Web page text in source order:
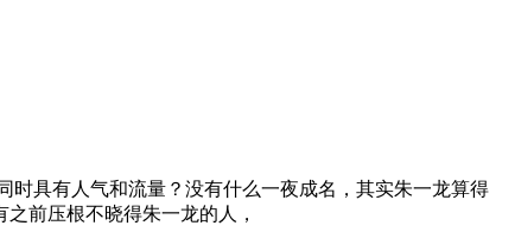
时具有人气和流量？没有什么一夜成名，其实朱一龙算得
前压根不晓得朱一龙的人，